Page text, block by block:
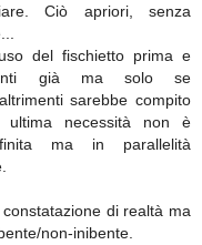
Ciò apriori, senza
del fischietto prima e
già ma solo se
sarebbe compito
necessità non è
ma in parallelità
di realtà ma
non-inibente.